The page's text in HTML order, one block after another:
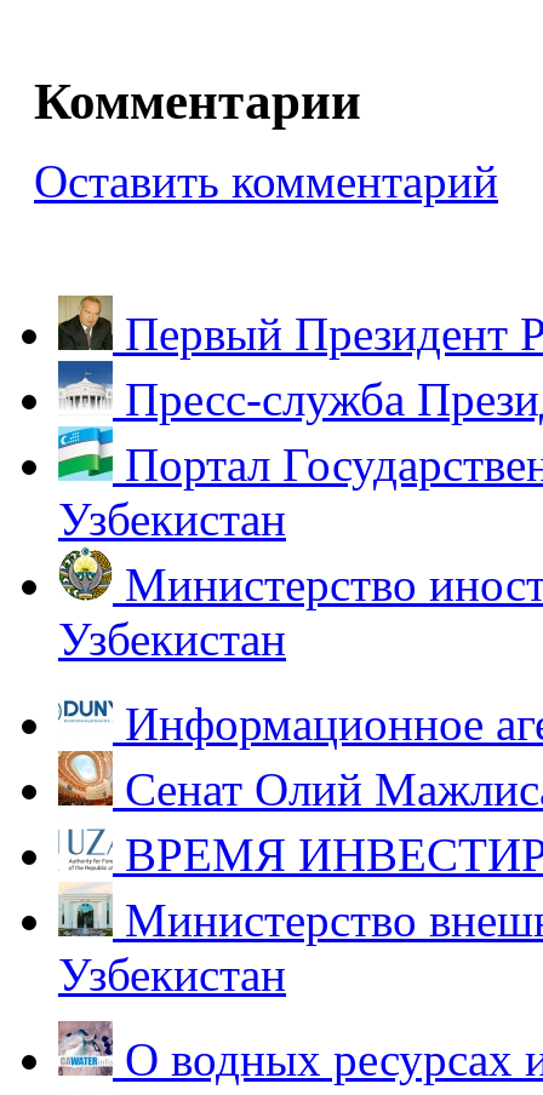
Комментарии
Оставить комментарий
Первый Президент
Пресс-служба
Портал
Узбекистан
Министерство
Узбекистан
Информационное
Сенат Олий
ВРЕМЯ
Министерство
Узбекистан
О водных ресурсах